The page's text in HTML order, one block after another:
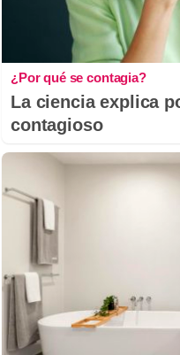
¿Por qué se contagia?
La ciencia explica
contagioso